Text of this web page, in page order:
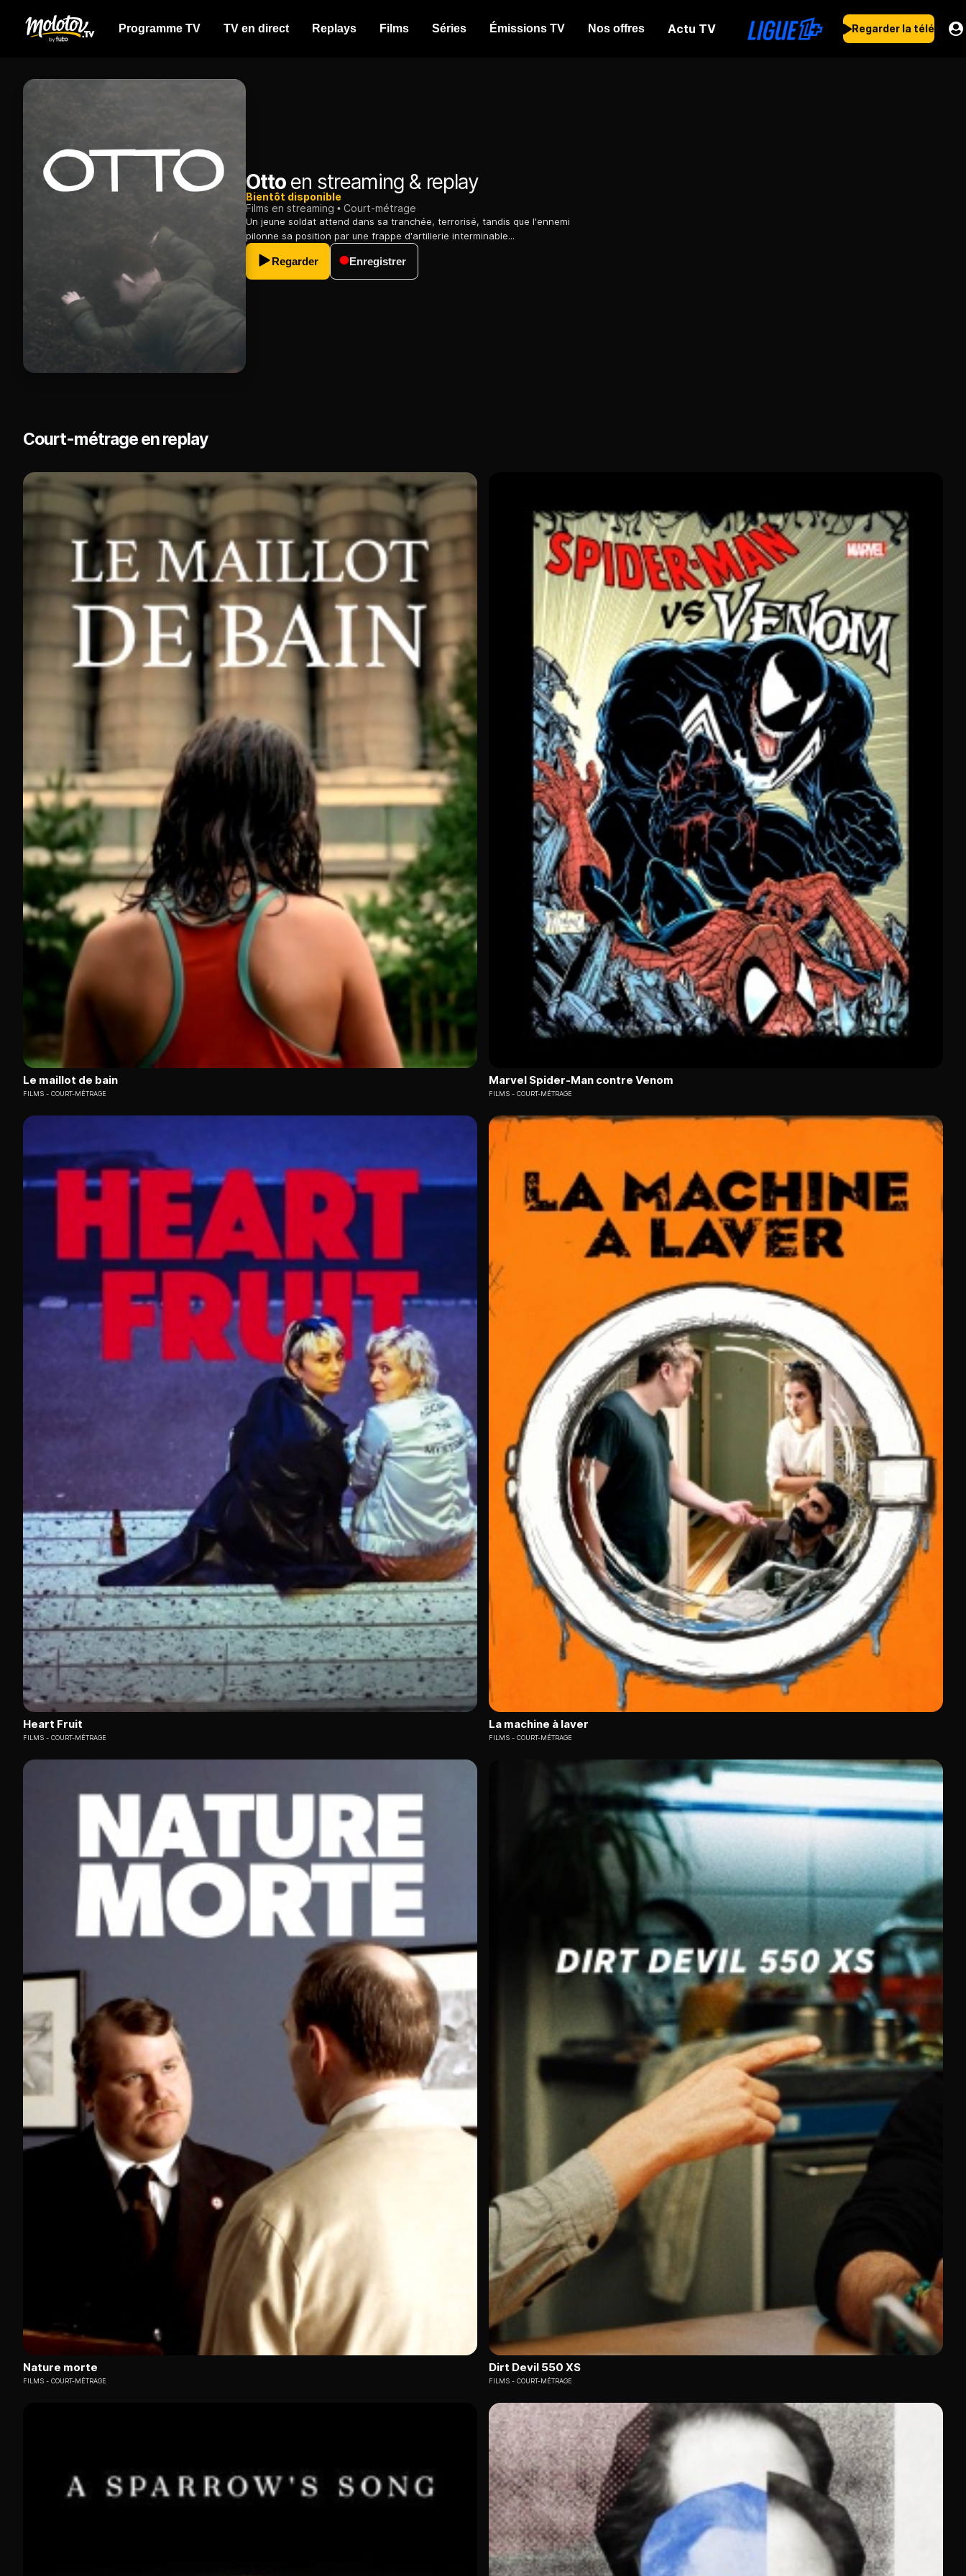
Programme TV TV en direct Replays Films Séries Émissions TV Nos offres Actu TV Regarder la télé
Ottoen streaming & replay
Bientôt disponible
Films en streaming
Court-métrage
Un jeune soldat attend dans sa tranchée, terrorisé, tandis que l'ennemi
pilonne sa position par une frappe d'artillerie interminable...
Regarder Enregistrer
Court-métrage en replay
Le maillot de bain
FILMS COURT-MÉTRAGE
Marvel Spider-Man contre Venom
FILMS COURT-MÉTRAGE
Heart Fruit
FILMS COURT-MÉTRAGE
La machine à laver
FILMS COURT-MÉTRAGE
Nature morte
FILMS COURT-MÉTRAGE
Dirt Devil 550 XS
FILMS COURT-MÉTRAGE